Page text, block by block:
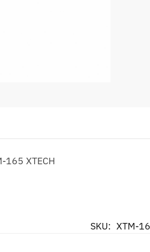
165 XTECH
SKU: XTM-